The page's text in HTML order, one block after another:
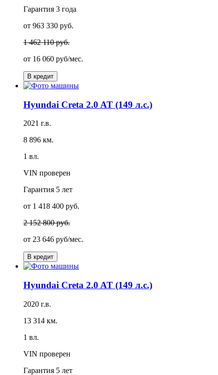
Гарантия 3 года
от 963 330 руб.
1 462 110 руб.
от 16 060 руб/мес.
В кредит
Hyundai Creta 2.0 AT (149 л.с.)
2021 г.в.
8 896 км.
1 вл.
VIN проверен
Гарантия 5 лет
от 1 418 400 руб.
2 152 800 руб.
от 23 646 руб/мес.
В кредит
Hyundai Creta 2.0 AT (149 л.с.)
2020 г.в.
13 314 км.
1 вл.
VIN проверен
Гарантия 5 лет